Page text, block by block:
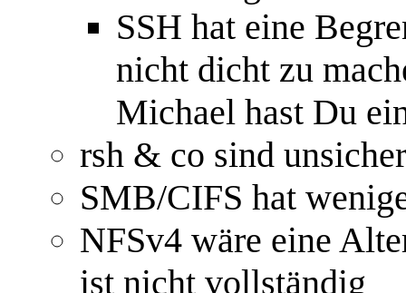
SSH hat eine
nicht dicht zu
Michael hast Du
rsh & co sind
SMB/CIFS hat
NFSv4 wäre eine
ist nicht vollständig